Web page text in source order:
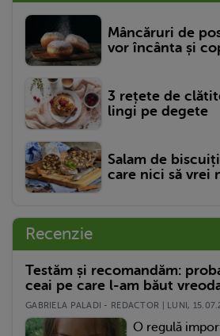
Mâncăruri de
vor încânta și
3 rețete de
lingi pe degete
Salam de
care nici să vrei
Recenzie
Testăm și recomandăm:
ceai pe care l-am băut
GABRIELA PALADI - REDACTOR | LUNI,
O regulă